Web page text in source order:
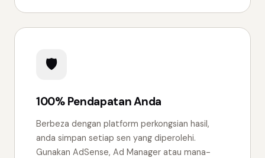
🛡
100% Pendapatan Anda
Berbeza dengan platform perkongsian hasil,
anda simpan setiap sen yang diperolehi.
Gunakan AdSense, Ad Manager atau mana-